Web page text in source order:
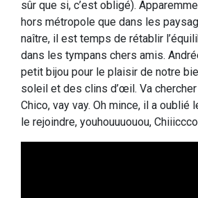
sûr que si, c’est obligé).
hors métropole que dans les
naître, il est temps de rétablir
dans les tympans chers amis.
petit bijou pour le plaisir de notre
soleil et des clins d’œil. Va
Chico, vay vay. Oh mince, il a oublié
le rejoindre, youhouuuouou,